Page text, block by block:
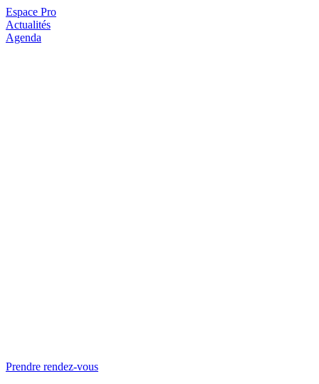
Espace Pro
Actualités
Agenda
Prendre rendez-vous